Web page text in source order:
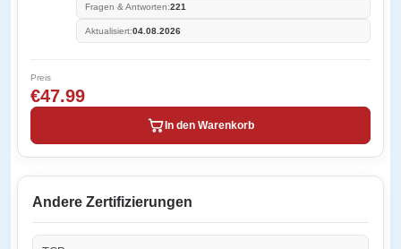
Fragen & Antworten:221
Aktualisiert:04.08.2026
Preis
€47.99
In den Warenkorb
Andere Zertifizierungen